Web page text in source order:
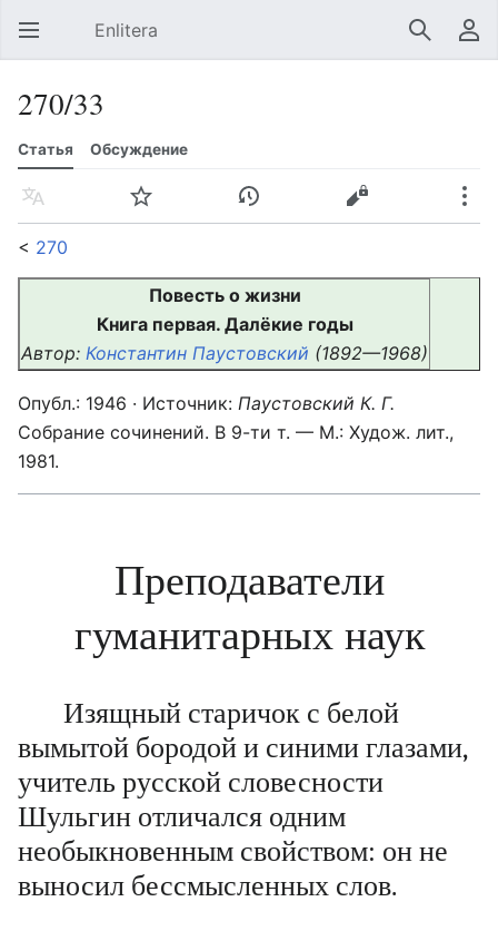
Открыть главное меню Enlitera Найти Пользовательское меню
270/33
Статья Обсуждение
Язык Следить История
Ещё
< 270
Повесть о жизни
Книга первая. Далёкие годы
Автор: Константин Паустовский (1892—1968)
Опубл.: 1946 · Источник: Паустовский К. Г.
Собрание сочинений. В 9-ти т. — М.: Худож. лит.,
1981.
Преподаватели
гуманитарных наук
Изящный старичок с белой
вымытой бородой и синими глазами,
учитель русской словесности
Шульгин отличался одним
необыкновенным свойством: он не
выносил бессмысленных слов.